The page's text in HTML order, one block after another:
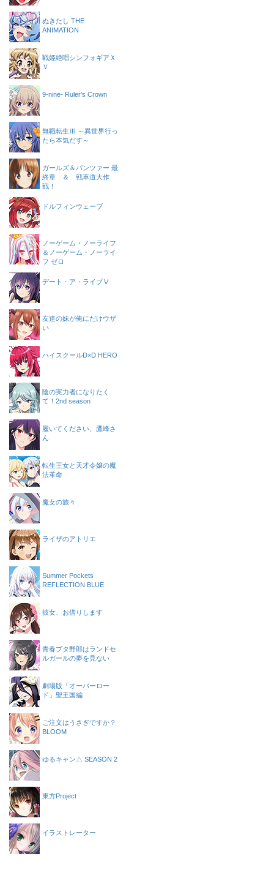
ぬきたし THE
ANIMATION
戦姫絶唱シンフォギアＸ
Ｖ
9-nine- Ruler’s Crown
無職転生Ⅲ ～異世界行っ
たら本気だす～
ガールズ＆パンツァー 最
終章 ＆ 戦車道大作
戦！
ドルフィンウェーブ
ノーゲーム・ノーライフ
＆ノーゲーム・ノーライ
フ ゼロ
デート・ア・ライブⅤ
友達の妹が俺にだけウザ
い
ハイスクールD×D HERO
陰の実力者になりたく
て！2nd season
履いてください、鷹峰さ
ん
転生王女と天才令嬢の魔
法革命
魔女の旅々
ライザのアトリエ
Summer Pockets
REFLECTION BLUE
彼女、お借りします
青春ブタ野郎はランドセ
ルガールの夢を見ない
劇場版「オーバーロー
ド」聖王国編
ご注文はうさぎですか？
BLOOM
ゆるキャン△ SEASON 2
東方Project
イラストレーター